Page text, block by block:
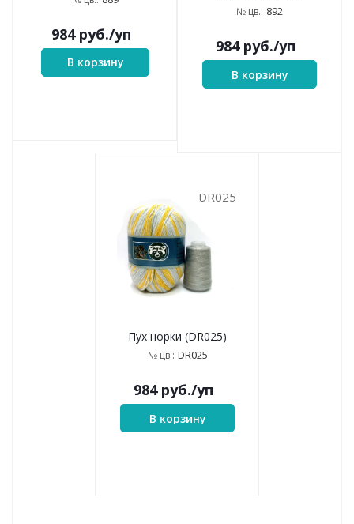
984руб./уп
В корзину
№ цв.: 892
984руб./уп
В корзину
DR025
Пух норки (DR025)
№ цв.: DR025
984руб./уп
В корзину